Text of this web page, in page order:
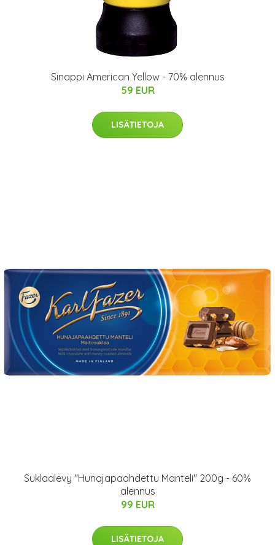
Sinappi American Yellow - 70% alennus
59 EUR
LISÄTIETOJA
Suklaalevy "Hunajapaahdettu Manteli" 200g - 60%
alennus
99 EUR
LISÄTIETOJA